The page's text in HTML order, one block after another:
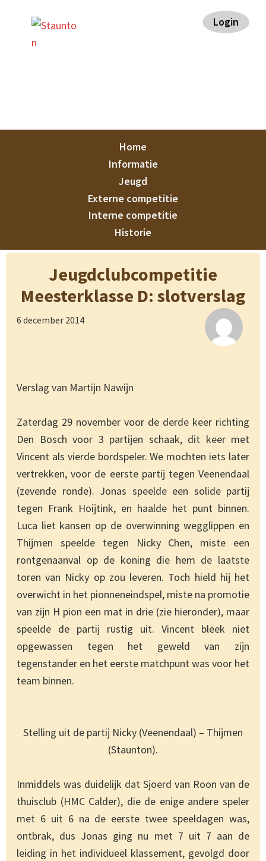
Login
Home
Informatie
Jeugd
Externe competitie
Interne competitie
Historie
Jeugdclubcompetitie
Meesterklasse D: slotverslag
6 december 2014
Verslag van Martijn Nawijn
Zaterdag 29 november voor de derde keer richting
Den Bosch voor 3 partijen schaak, dit keer met
Vincent als vierde bordspeler. We mochten iets later
vertrekken, voor de eerste partij tegen Veenendaal
(zevende ronde). Jonas speelde een solide partij
tegen Frank Hoijtink, en haalde het punt binnen.
Luca liet kansen op de overwinning wegglippen en
Thijmen speelde tegen Nicky Chen, miste een
rontgenaanval op de koning die hem de laatste
toren van Nicky op zou leveren. Toch hield hij het
overwicht in het pionneneindspel, miste na promotie
van zijn H pion een mat in drie (zie hieronder), maar
speelde de partij rustig uit. Vincent bleek niet
opgewassen tegen het geweld van zijn
tegenstander en het eerste matchpunt was voor het
team binnen.
Stelling uit de partij Nicky (Veenendaal) – Thijmen
(Staunton).
Inmiddels was duidelijk dat Sjoerd van Roon van de
thuisclub (HMC Calder), die de enige andere speler
met 6 uit 6 na de eerste twee speeldagen was,
ontbrak, dus Jonas ging nu met 7 uit 7 aan de
leiding in het individueel klassement, gevolgd door